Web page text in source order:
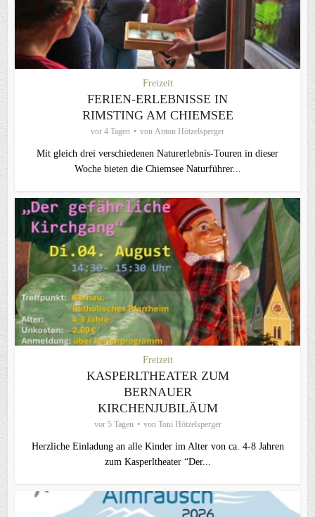
Freizeit
FERIEN-ERLEBNISSE IN
RIMSTING AM CHIEMSEE
vor 4 Tagen von Anton Hötzelsperger
Mit gleich drei verschiedenen Naturerlebnis-Touren in dieser
Woche bieten die Chiemsee Naturführer...
Freizeit
KASPERLTHEATER ZUM
BERNAUER
KIRCHENJUBILÄUM
vor 5 Tagen von Toni Hötzelsperger
Herzliche Einladung an alle Kinder im Alter von ca. 4-8 Jahren
zum Kasperltheater “Der...